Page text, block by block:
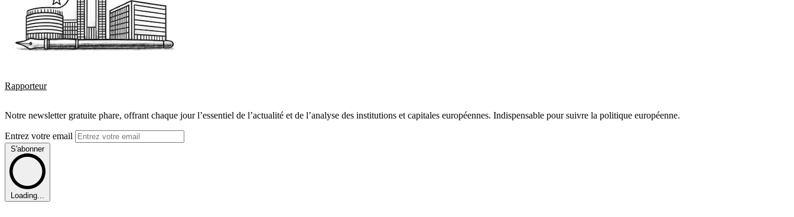
Rapporteur
Notre newsletter gratuite phare, offrant chaque jour l’essentiel de l’actualité et de l’analyse des institutions et capitales européennes. Indispensable pour suivre la politique européenne.
Entrez votre email
S'abonner
Loading...